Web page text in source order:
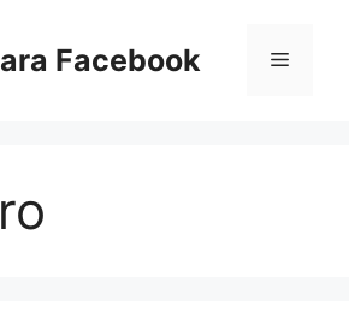
Facebook Menu